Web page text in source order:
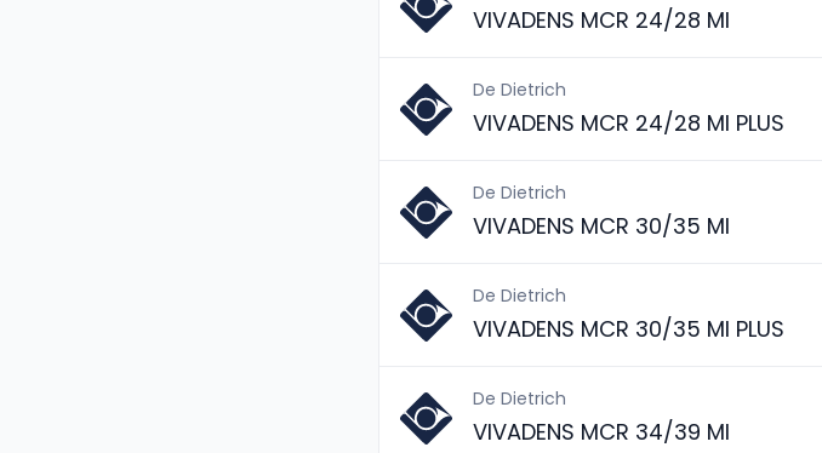
VIVADENS MCR 24/28 MI
De Dietrich
VIVADENS MCR 24/28 MI PLUS
De Dietrich
VIVADENS MCR 30/35 MI
De Dietrich
VIVADENS MCR 30/35 MI PLUS
De Dietrich
VIVADENS MCR 34/39 MI